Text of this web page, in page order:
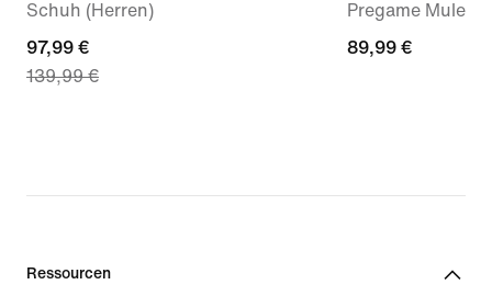
Schuh (Herren)
current
price
139,99 €
97,99 €
139,99 €
Pregame Mule
89,99 €
89,99 €
Ressourcen